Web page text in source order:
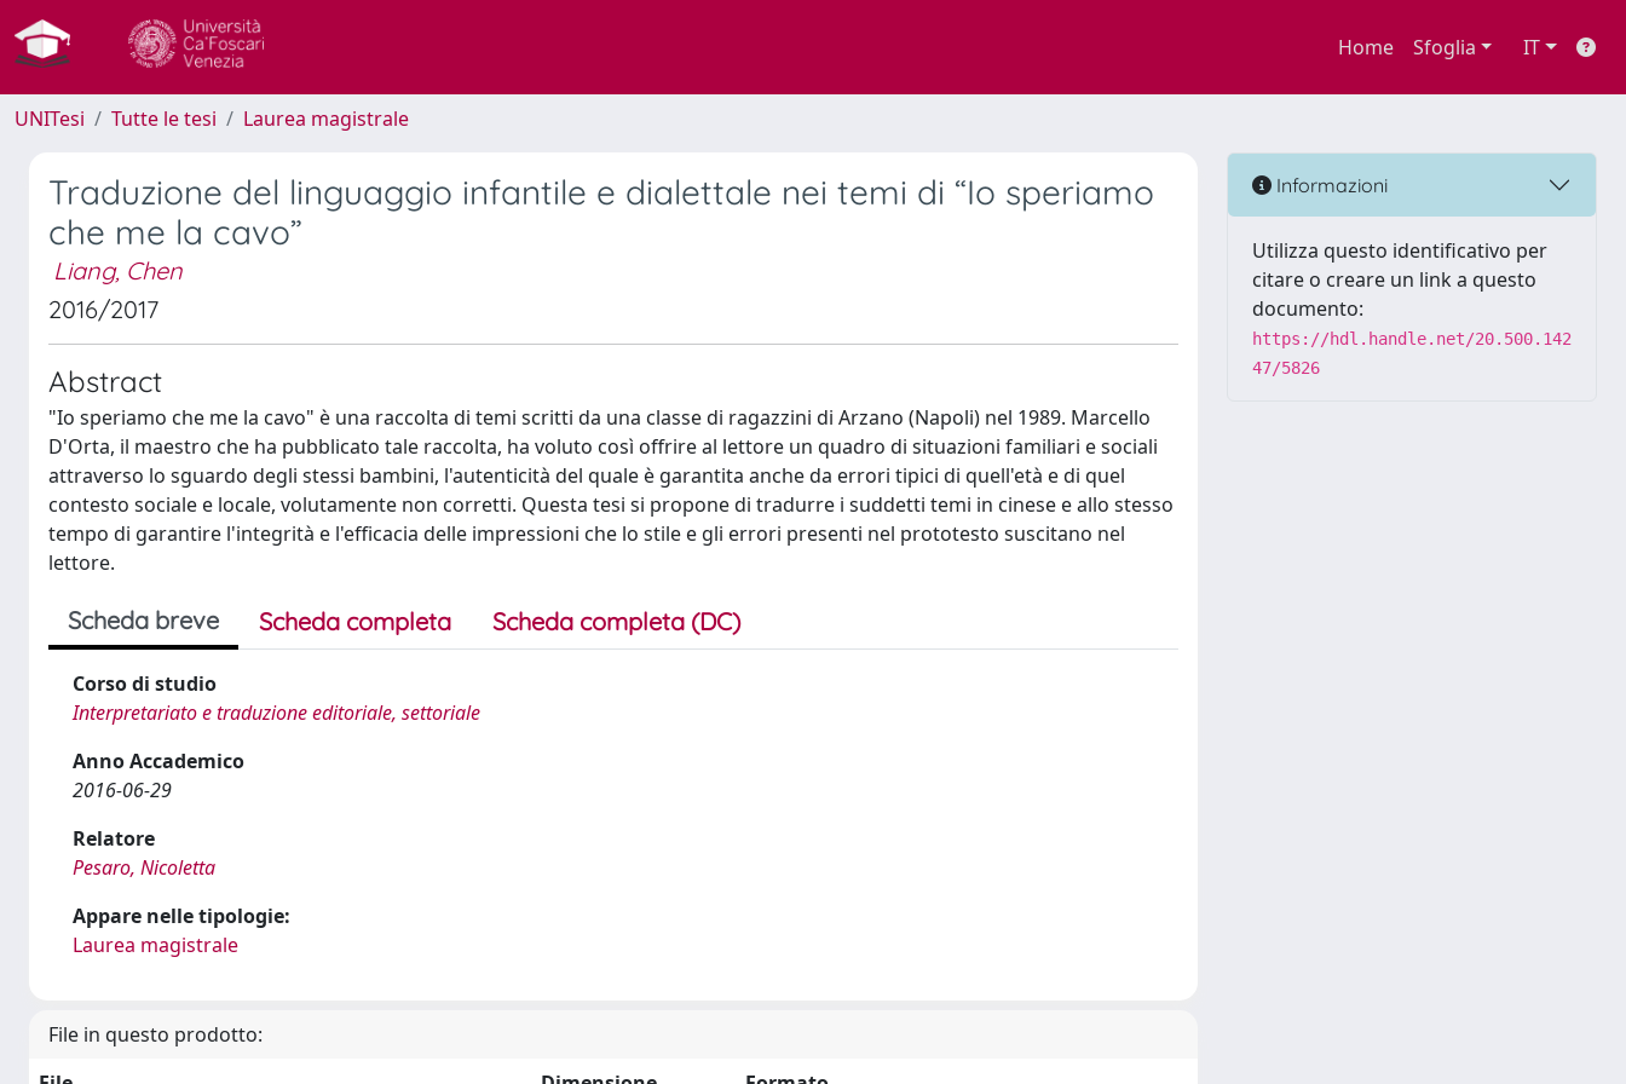
Home Sfoglia IT
UNITesi Tutte le tesi Laurea magistrale
Traduzione del linguaggio infantile e dialettale nei temi di “Io speriamo
che me la cavo”
Liang, Chen
2016/2017
Abstract
"Io speriamo che me la cavo" è una raccolta di temi scritti da una classe di ragazzini di Arzano (Napoli) nel 1989. Marcello
D'Orta, il maestro che ha pubblicato tale raccolta, ha voluto così offrire al lettore un quadro di situazioni familiari e sociali
attraverso lo sguardo degli stessi bambini, l'autenticità del quale è garantita anche da errori tipici di quell'età e di quel
contesto sociale e locale, volutamente non corretti. Questa tesi si propone di tradurre i suddetti temi in cinese e allo stesso
tempo di garantire l'integrità e l'efficacia delle impressioni che lo stile e gli errori presenti nel prototesto suscitano nel
lettore.
Scheda breve Scheda completa Scheda completa (DC)
Corso di studio
Interpretariato e traduzione editoriale, settoriale
Anno Accademico
2016-06-29
Relatore
Pesaro, Nicoletta
Appare nelle tipologie:
Laurea magistrale
File in questo prodotto:
Informazioni
Utilizza questo identificativo per
citare o creare un link a questo
documento:
https://hdl.handle.net/20.500.142
47/5826